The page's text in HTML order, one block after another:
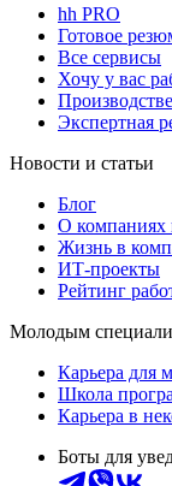
hh PRO
Готовое
Все сервисы
Хочу у вас
Экспертная
Новости и статьи
Блог
О компаниях
Жизнь в
ИТ-проекты
Рейтинг
Молодым
Карьера для
Школа
Карьера в
Боты для